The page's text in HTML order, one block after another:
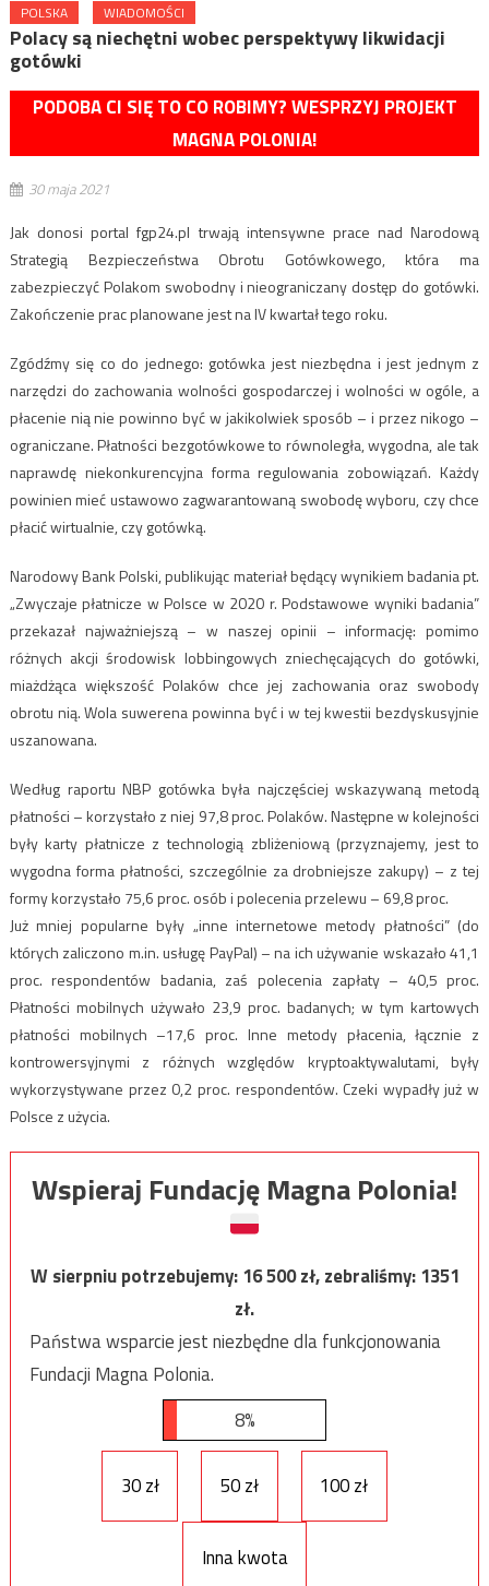
POLSKA WIADOMOŚCI
Polacy są niechętni wobec perspektywy likwidacji
gotówki
PODOBA CI SIĘ TO CO ROBIMY? WESPRZYJ PROJEKT
MAGNA POLONIA!
30 maja 2021
Jak donosi portal fgp24.pl trwają intensywne prace nad Narodową
Strategią Bezpieczeństwa Obrotu Gotówkowego, która ma
zabezpieczyć Polakom swobodny i nieograniczany dostęp do gotówki.
Zakończenie prac planowane jest na IV kwartał tego roku.
Zgódźmy się co do jednego: gotówka jest niezbędna i jest jednym z
narzędzi do zachowania wolności gospodarczej i wolności w ogóle, a
płacenie nią nie powinno być w jakikolwiek sposób – i przez nikogo –
ograniczane. Płatności bezgotówkowe to równoległa, wygodna, ale tak
naprawdę niekonkurencyjna forma regulowania zobowiązań. Każdy
powinien mieć ustawowo zagwarantowaną swobodę wyboru, czy chce
płacić wirtualnie, czy gotówką.
Narodowy Bank Polski, publikując materiał będący wynikiem badania pt.
„Zwyczaje płatnicze w Polsce w 2020 r. Podstawowe wyniki badania”
przekazał najważniejszą – w naszej opinii – informację: pomimo
różnych akcji środowisk lobbingowych zniechęcających do gotówki,
miażdżąca większość Polaków chce jej zachowania oraz swobody
obrotu nią. Wola suwerena powinna być i w tej kwestii bezdyskusyjnie
uszanowana.
Według raportu NBP gotówka była najczęściej wskazywaną metodą
płatności – korzystało z niej 97,8 proc. Polaków. Następne w kolejności
były karty płatnicze z technologią zbliżeniową (przyznajemy, jest to
wygodna forma płatności, szczególnie za drobniejsze zakupy) – z tej
formy korzystało 75,6 proc. osób i polecenia przelewu – 69,8 proc.
Już mniej popularne były „inne internetowe metody płatności” (do
których zaliczono m.in. usługę PayPal) – na ich używanie wskazało 41,1
proc. respondentów badania, zaś polecenia zapłaty – 40,5 proc.
Płatności mobilnych używało 23,9 proc. badanych; w tym kartowych
płatności mobilnych –17,6 proc. Inne metody płacenia, łącznie z
kontrowersyjnymi z różnych względów kryptoaktywalutami, były
wykorzystywane przez 0,2 proc. respondentów. Czeki wypadły już w
Polsce z użycia.
Wspieraj Fundację Magna Polonia!
W sierpniu potrzebujemy:16 500zł, zebraliśmy:1351
zł.
Państwa wsparcie jest niezbędne dla funkcjonowania
Fundacji Magna Polonia.
8%
30 zł 50 zł 100 zł
Inna kwota